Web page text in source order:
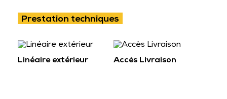
Prestation techniques
Linéaire extérieur Accès Livraison